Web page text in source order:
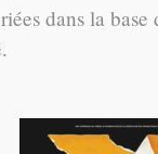
dans la